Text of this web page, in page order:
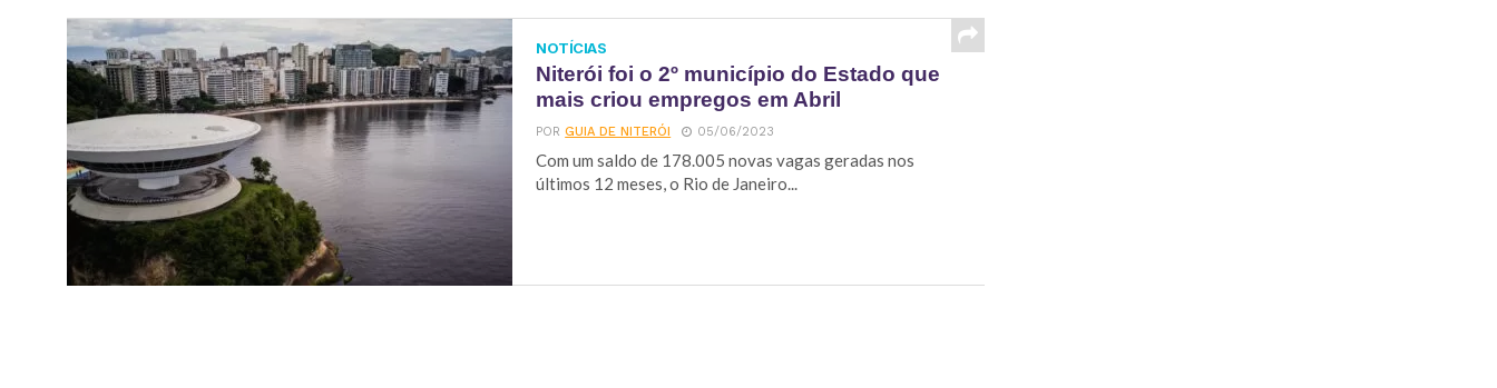
NOTÍCIAS
Niterói foi o 2º município do Estado que
mais criou empregos em Abril
PORGUIA DE NITERÓI 05/06/2023
Com um saldo de 178.005 novas vagas geradas nos
últimos 12 meses, o Rio de Janeiro...